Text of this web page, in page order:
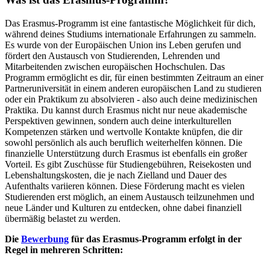
Das Erasmus-Programm ist eine fantastische Möglichkeit für dich,
während deines Studiums internationale Erfahrungen zu sammeln.
Es wurde von der Europäischen Union ins Leben gerufen und
fördert den Austausch von Studierenden, Lehrenden und
Mitarbeitenden zwischen europäischen Hochschulen. Das
Programm ermöglicht es dir, für einen bestimmten Zeitraum an einer
Partneruniversität in einem anderen europäischen Land zu studieren
oder ein Praktikum zu absolvieren - also auch deine medizinischen
Praktika. Du kannst durch Erasmus nicht nur neue akademische
Perspektiven gewinnen, sondern auch deine interkulturellen
Kompetenzen stärken und wertvolle Kontakte knüpfen, die dir
sowohl persönlich als auch beruflich weiterhelfen können. Die
finanzielle Unterstützung durch Erasmus ist ebenfalls ein großer
Vorteil. Es gibt Zuschüsse für Studiengebühren, Reisekosten und
Lebenshaltungskosten, die je nach Zielland und Dauer des
Aufenthalts variieren können. Diese Förderung macht es vielen
Studierenden erst möglich, an einem Austausch teilzunehmen und
neue Länder und Kulturen zu entdecken, ohne dabei finanziell
übermäßig belastet zu werden.
Die Bewerbung für das Erasmus-Programm erfolgt in der
Regel in mehreren Schritten: